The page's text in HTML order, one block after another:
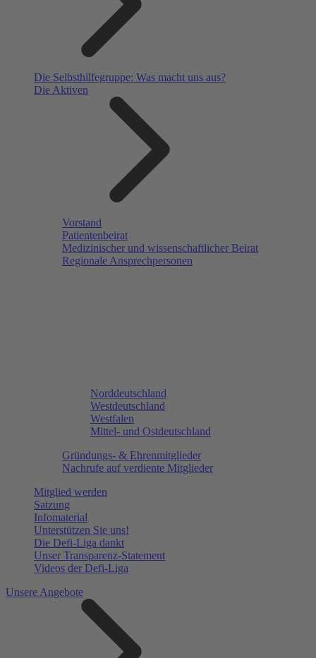
Die Selbsthilfegruppe: Was macht uns aus?
Die Aktiven
Vorstand
Patientenbeirat
Medizinischer und wissenschaftlicher Beirat
Regionale Ansprechpersonen
Norddeutschland
Westdeutschland
Westfalen
Mittel- und Ostdeutschland
Gründungs- & Ehrenmitglieder
Nachrufe auf verdiente Mitglieder
Mitglied werden
Satzung
Infomaterial
Unterstützen Sie uns!
Die Defi-Liga dankt
Unser Transparenz-Statement
Videos der Defi-Liga
Unsere Angebote